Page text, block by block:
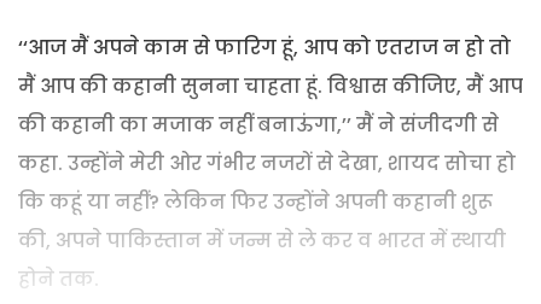
‘‘आज मैं अपने काम से फारिग हूं, आप को एतराज न हो तो
मैं आप की कहानी सुनना चाहता हूं. विश्वास कीजिए, मैं आप
की कहानी का मजाक नहीं बनाऊंगा,’’ मैं ने संजीदगी से
कहा. उन्होंने मेरी ओर गंभीर नजरों से देखा, शायद सोचा हो
कि कहूं या नहीं? लेकिन फिर उन्होंने अपनी कहानी शुरू
की, अपने पाकिस्तान में जन्म से ले कर व भारत में स्थायी
होने तक.